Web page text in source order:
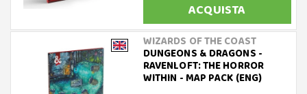
ACQUISTA
WIZARDS OF THE COAST
DUNGEONS & DRAGONS -
RAVENLOFT: THE HORROR
WITHIN - MAP PACK (ENG)